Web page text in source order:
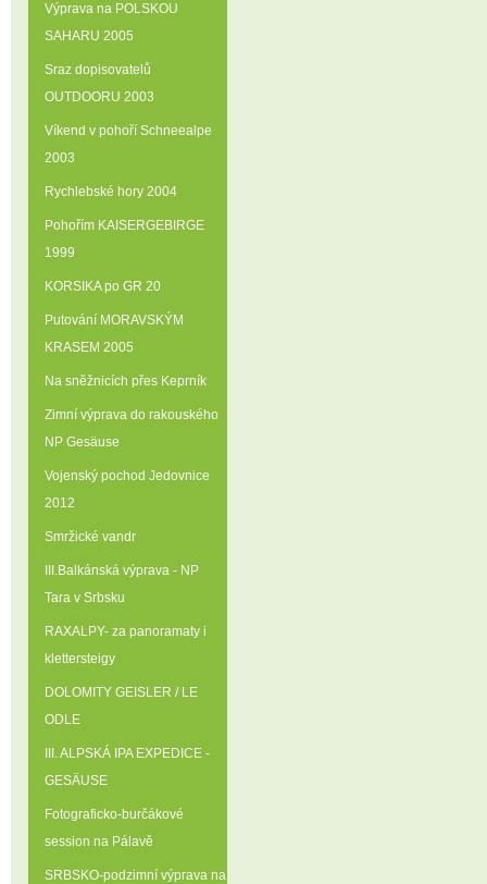
Výprava na POLSKOU
SAHARU 2005
Sraz dopisovatelů
OUTDOORU 2003
Víkend v pohoří Schneealpe
2003
Rychlebské hory 2004
Pohořím KAISERGEBIRGE
1999
KORSIKA po GR 20
Putování MORAVSKÝM
KRASEM 2005
Na sněžnicích přes Keprník
Zimní výprava do rakouského
NP Gesäuse
Vojenský pochod Jedovnice
2012
Smržické vandr
III.Balkánská výprava - NP
Tara v Srbsku
RAXALPY- za panoramaty i
klettersteigy
DOLOMITY GEISLER / LE
ODLE
III. ALPSKÁ IPA EXPEDICE -
GESÄUSE
Fotograficko-burčákové
session na Pálavě
SRBSKO-podzimní výprava na